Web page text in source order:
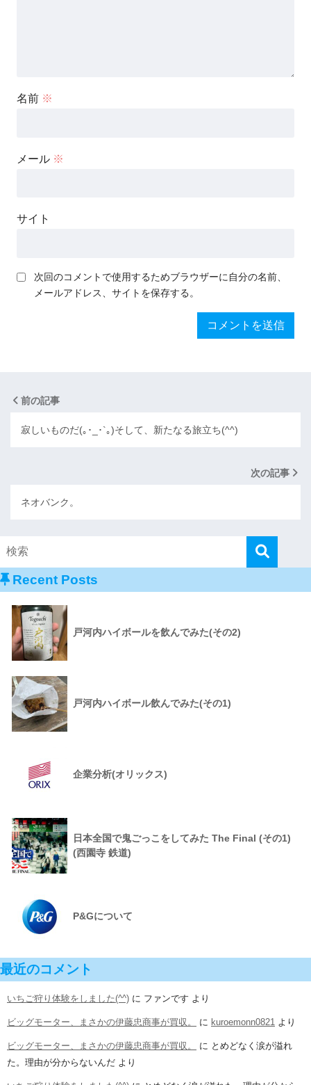
名前 ※
メール ※
サイト
次回のコメントで使用するためブラウザーに自分の名前、
メールアドレス、サイトを保存する。
前の記事
寂しいものだ(｡･_･`｡)そして、新たなる旅立ち(^^)
次の記事
ネオバンク。
Recent Posts
戸河内ハイボールを飲んでみた(その2)
戸河内ハイボール飲んでみた(その1)
企業分析(オリックス)
日本全国で鬼ごっこをしてみた The Final (その1)
(西園寺 鉄道)
P&Gについて
最近のコメント
いちご狩り体験をしました(^^) に ファンです より
ビッグモーター、まさかの伊藤忠商事が買収。 に kuroemonn0821 より
ビッグモーター、まさかの伊藤忠商事が買収。 に とめどなく涙が溢れ
た。理由が分からないんだ より